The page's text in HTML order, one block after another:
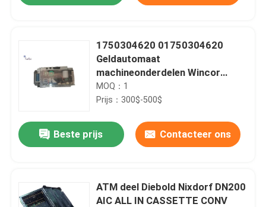
1750304620 01750304620
Geldautomaat
machineonderdelen Wincor
kaartlezer SANKYO CHD-mot
ICT3H5-3A7790
MOQ：1
Prijs：300$-500$
Beste prijs Contacteer ons
ATM deel Diebold Nixdorf DN200
AIC ALL IN CASSETTE CONV